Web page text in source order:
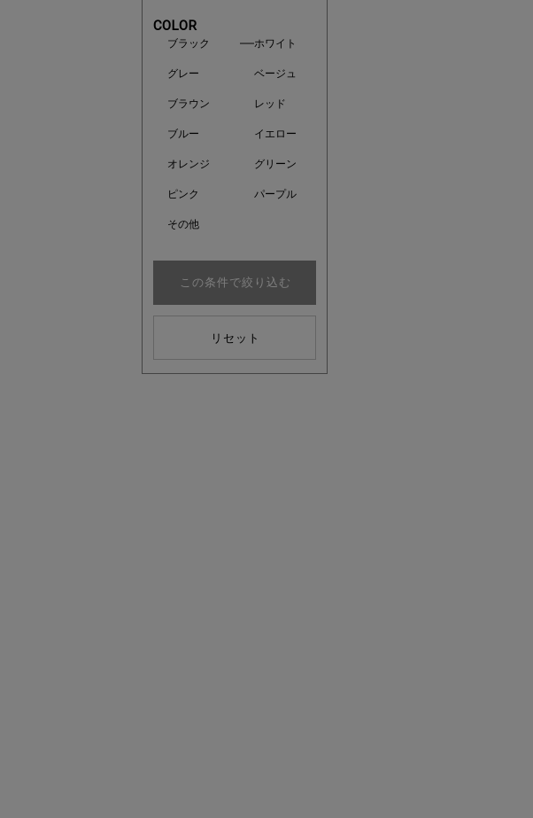
COLOR
ブラック ホワイト
グレー ベージュ
ブラウン レッド
ブルー イエロー
オレンジ グリーン
ピンク パープル
その他
この条件で絞り込む
リセット